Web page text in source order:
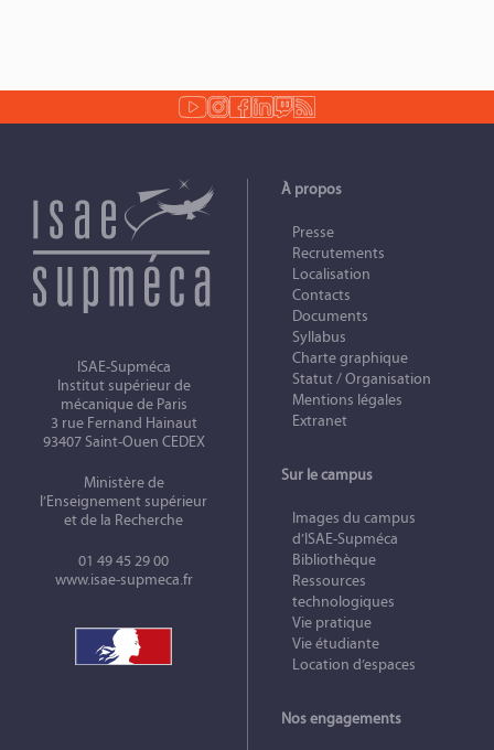
ISAE-Supméca
Institut supérieur de
mécanique de Paris
3 rue Fernand Hainaut
93407 Saint-Ouen CEDEX
Ministère de
l’Enseignement supérieur
et de la Recherche
01 49 45 29 00
www.isae-supmeca.fr
À propos
Presse
Recrutements
Localisation
Contacts
Documents
Syllabus
Charte graphique
Statut / Organisation
Mentions légales
Extranet
Sur le campus
Images du campus
d’ISAE-Supméca
Bibliothèque
Ressources
technologiques
Vie pratique
Vie étudiante
Location d’espaces
Nos engagements